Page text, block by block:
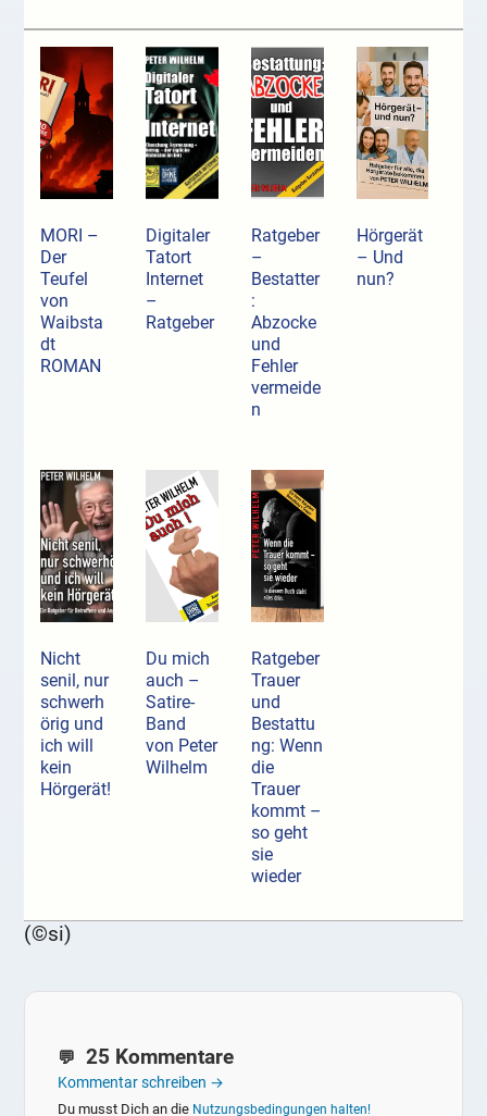
MORI –
Der
Teufel
von
Waibsta
dt
ROMAN
Digitaler
Tatort
Internet
–
Ratgeber
Ratgeber
–
Bestatter
:
Abzocke
und
Fehler
vermeide
n
Hörgerät
– Und
nun?
Nicht
senil, nur
schwerh
örig und
ich will
kein
Hörgerät!
Du mich
auch –
Satire-
Band
von Peter
Wilhelm
Ratgeber
Trauer
und
Bestattu
ng: Wenn
die
Trauer
kommt –
so geht
sie
wieder
(©si)
25 Kommentare
Kommentar schreiben →
Du musst Dich an die Nutzungsbedingungen halten!